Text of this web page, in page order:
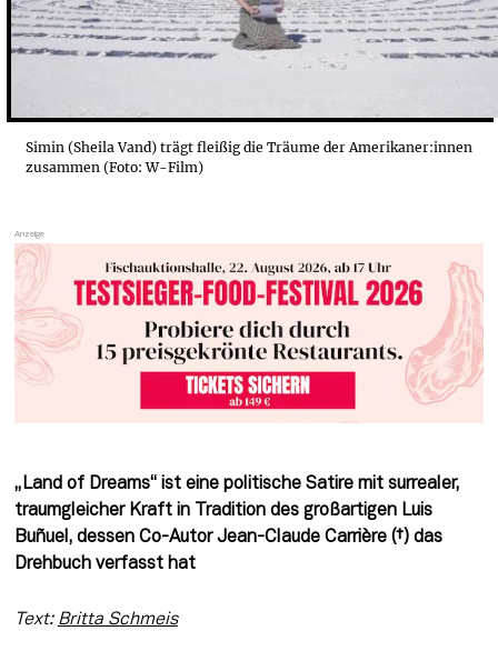
Simin (Sheila Vand) trägt fleißig die Träume der Amerikaner:innen
zusammen (Foto: W-Film)
„Land of Dreams“ ist eine politische Satire mit surrealer,
traumgleicher Kraft in Tradition des großartigen Luis
Buñuel, dessen Co-Autor Jean-Claude Carrière (†) das
Drehbuch verfasst hat
Text: Britta Schmeis